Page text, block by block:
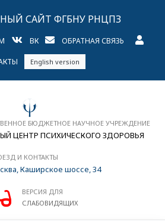
САЙТ ФГБНУ РНЦПЗ
ВК ОБРАТНАЯ СВЯЗЬ
English version
БЮДЖЕТНОЕ НАУЧНОЕ УЧРЕЖДЕНИЕ
ЦЕНТР ПСИХИЧЕСКОГО ЗДОРОВЬЯ
И КОНТАКТЫ
Каширское шоссе, 34
ВЕРСИЯ ДЛЯ
СЛАБОВИДЯЩИХ